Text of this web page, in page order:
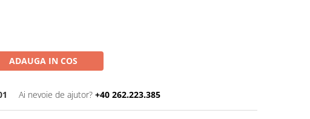
ADAUGA IN COS
Ai nevoie de ajutor? +40 262.223.385